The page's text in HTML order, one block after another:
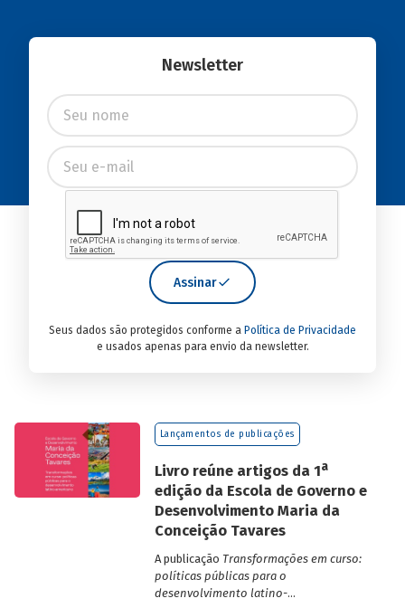
Newsletter
Assinar
Seus dados são protegidos conforme a Política de Privacidade
e usados apenas para envio da newsletter.
Lançamentos de publicações
Livro reúne artigos da 1a
edição da Escola de Governo e
Desenvolvimento Maria da
Conceição Tavares
A publicação Transformações em curso:
políticas públicas para o
desenvolvimento latino-